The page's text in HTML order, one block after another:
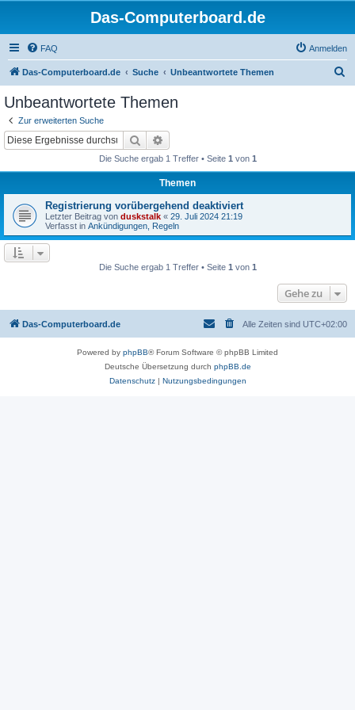
Das-Computerboard.de
FAQ Anmelden
Das-Computerboard.de Suche Unbeantwortete Themen
Unbeantwortete Themen
Zur erweiterten Suche
Suche
Die Suche ergab 1 Treffer • Seite 1 von 1
Themen
Registrierung vorübergehend deaktiviert
Letzter Beitrag von duskstalk « 29. Juli 2024 21:19
Verfasst in Ankündigungen, Regeln
Die Suche ergab 1 Treffer • Seite 1 von 1
Gehe zu
Das-Computerboard.de Alle Zeiten sind UTC+02:00
Powered by phpBB® Forum Software © phpBB Limited
Deutsche Übersetzung durch phpBB.de
Datenschutz| Nutzungsbedingungen